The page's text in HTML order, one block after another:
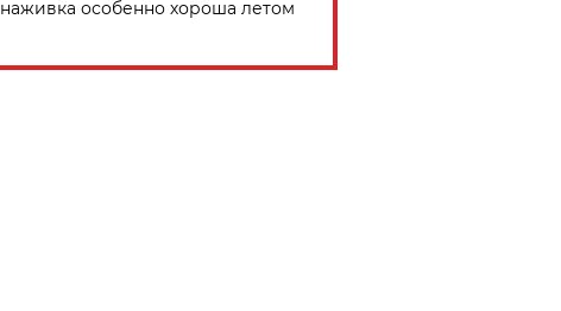
наживка особенно хороша летом